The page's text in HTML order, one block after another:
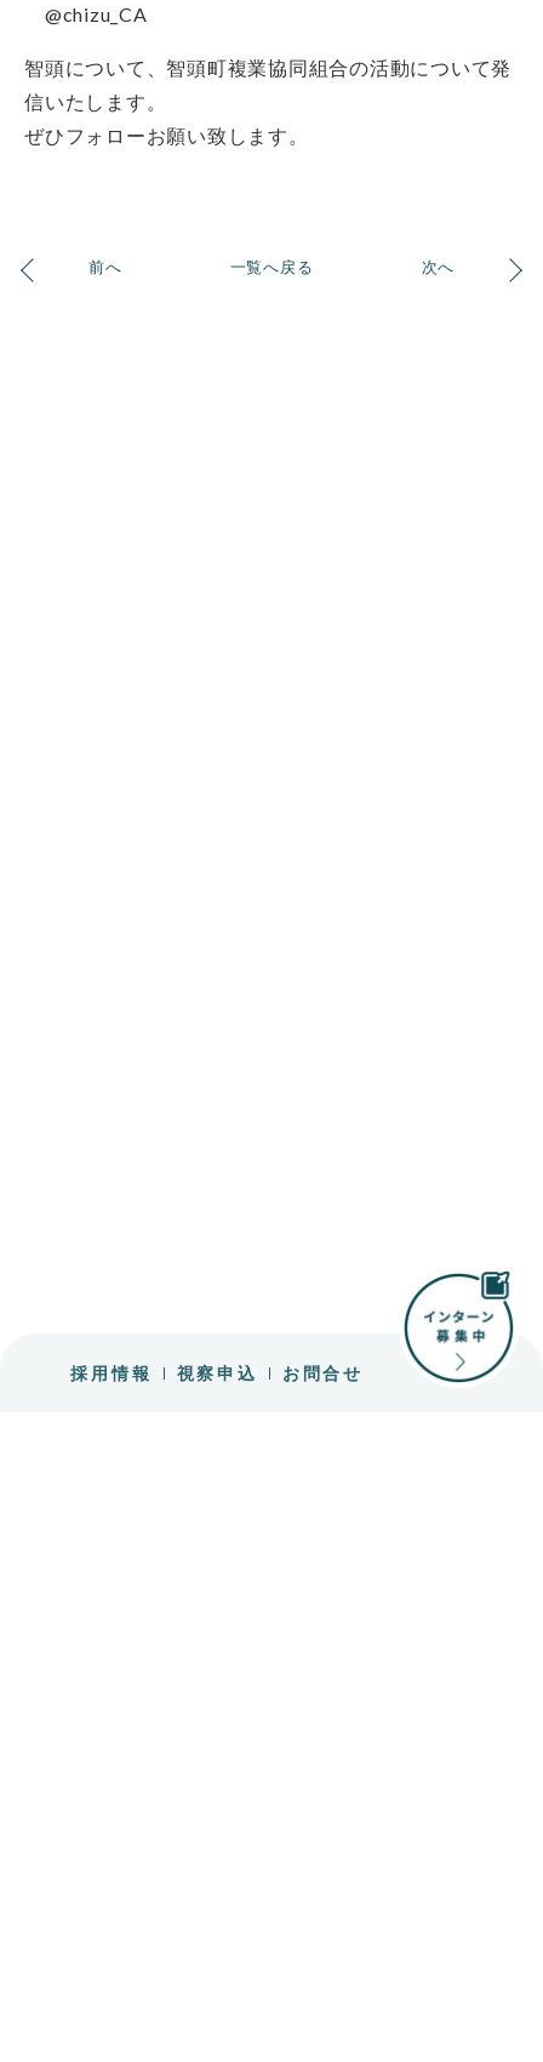
採用情報 視察申込 お問合せ
@chizu_CA
智頭について、智頭町複業協同組合の活動について発
信いたします。
ぜひフォローお願い致します。
前へ 一覧へ戻る 次へ